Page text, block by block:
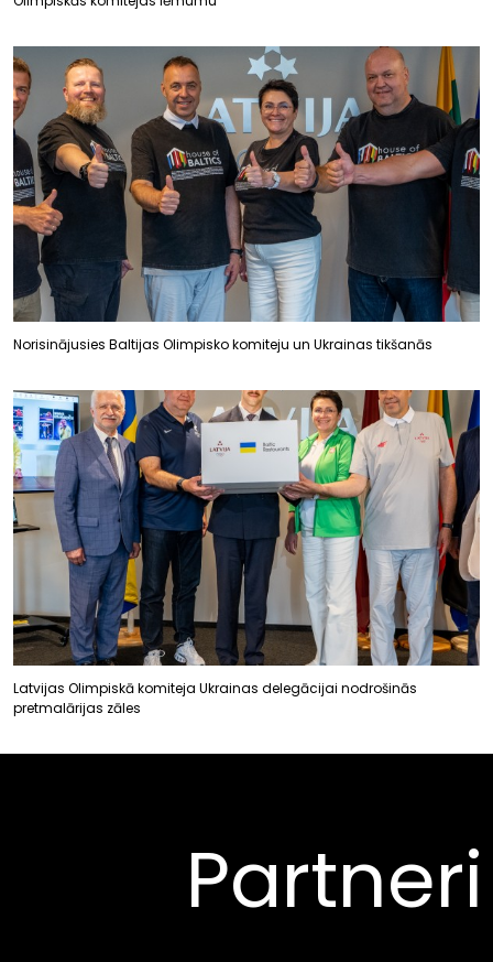
Norisinājusies Baltijas Olimpisko komiteju un Ukrainas tikšanās
Latvijas Olimpiskā komiteja Ukrainas delegācijai nodrošinās
pretmalārijas zāles
Partneri